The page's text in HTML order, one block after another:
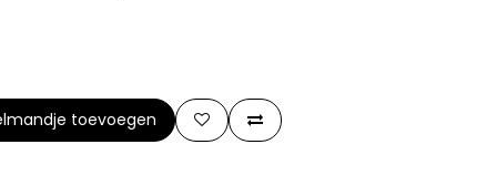
toevoegen